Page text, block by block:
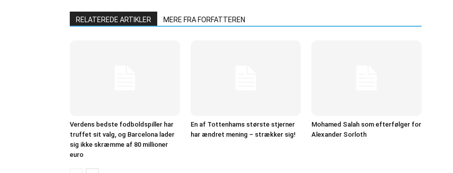
RELATEREDE ARTIKLER MERE FRA FORFATTEREN
Verdens bedste fodboldspiller har
truffet sit valg, og Barcelona lader
sig ikke skræmme af 80 millioner
euro
En af Tottenhams største stjerner
har ændret mening – strækker sig!
Mohamed Salah som efterfølger for
Alexander Sorloth